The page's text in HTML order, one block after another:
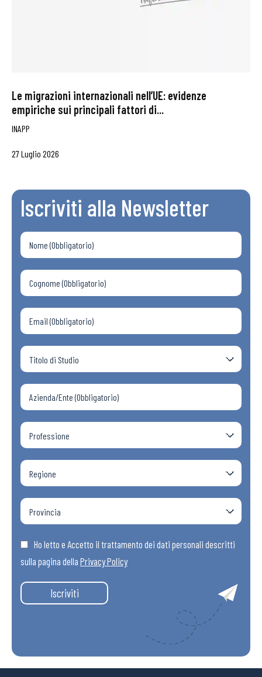
Le migrazioni internazionali nell’UE: evidenze
empiriche sui principali fattori di...
INAPP
27 Luglio 2026
Iscriviti alla Newsletter
Ho letto e Accetto il trattamento dei dati personali descritti
sulla pagina della Privacy Policy
Iscriviti